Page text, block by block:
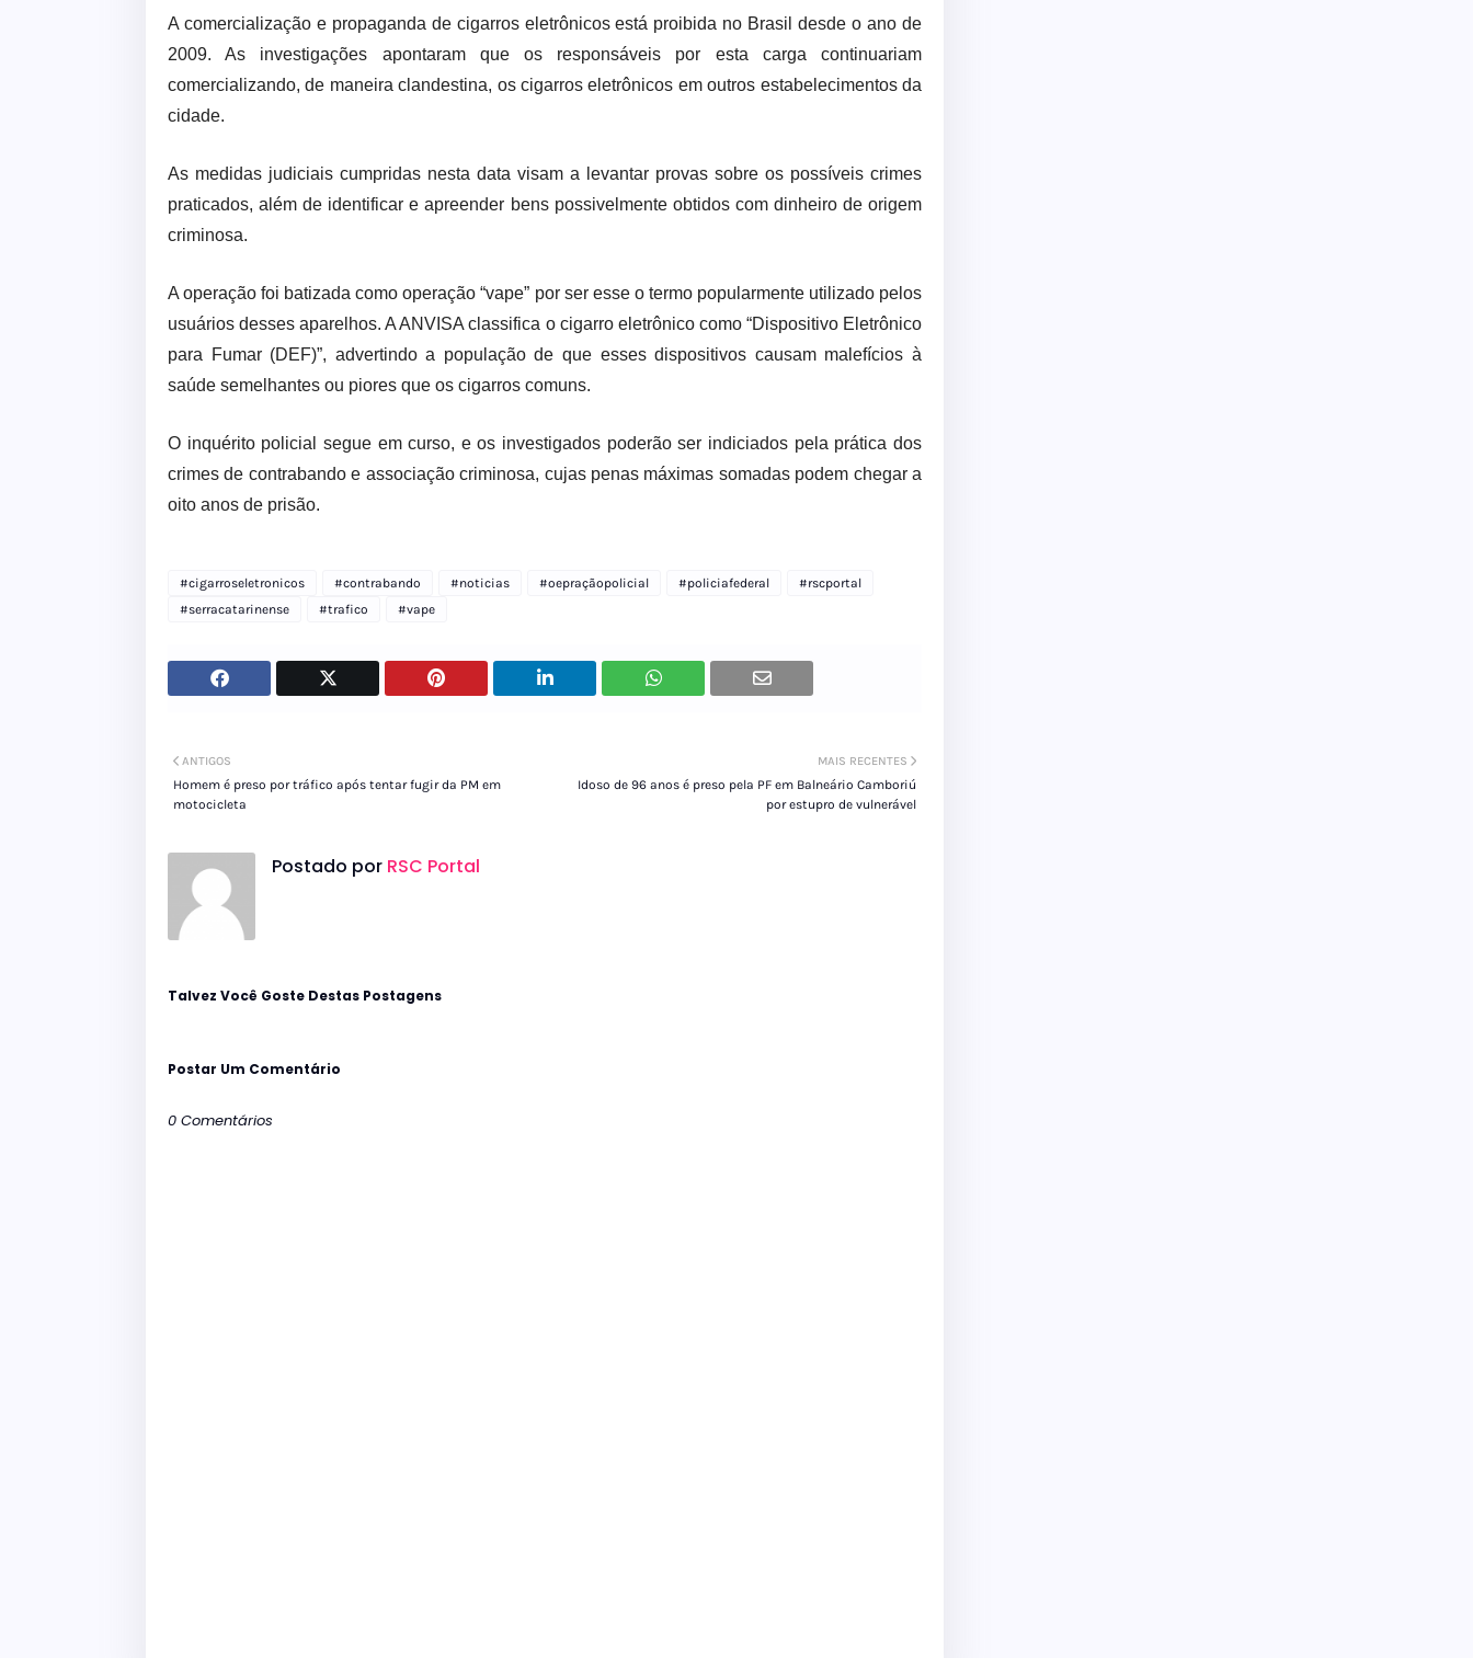
A comercialização e propaganda de cigarros eletrônicos está proibida no Brasil desde o ano de
2009. As investigações apontaram que os responsáveis por esta carga continuariam
comercializando, de maneira clandestina, os cigarros eletrônicos em outros estabelecimentos da
cidade.
As medidas judiciais cumpridas nesta data visam a levantar provas sobre os possíveis crimes
praticados, além de identificar e apreender bens possivelmente obtidos com dinheiro de origem
criminosa.
A operação foi batizada como operação “vape” por ser esse o termo popularmente utilizado pelos
usuários desses aparelhos. A ANVISA classifica o cigarro eletrônico como “Dispositivo Eletrônico
para Fumar (DEF)”, advertindo a população de que esses dispositivos causam malefícios à
saúde semelhantes ou piores que os cigarros comuns.
O inquérito policial segue em curso, e os investigados poderão ser indiciados pela prática dos
crimes de contrabando e associação criminosa, cujas penas máximas somadas podem chegar a
oito anos de prisão.
#cigarroseletronicos #contrabando #noticias #oepraçãopolicial #policiafederal
#rscportal
#serracatarinense
#trafico #vape
MAIS RECENTES
Idoso de 96 anos é preso pela PF em Balneário Camboriú
por estupro de vulnerável
ANTIGOS
Homem é preso por tráfico após tentar fugir da PM em
motocicleta
Postado por RSC Portal
Talvez Você Goste Destas Postagens
Postar Um Comentário
0 Comentários